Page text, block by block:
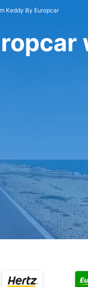
Keddy By Europcar